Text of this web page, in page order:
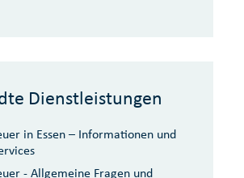
Dienstleistungen
in Essen – Informationen und
- Allgemeine Fragen und